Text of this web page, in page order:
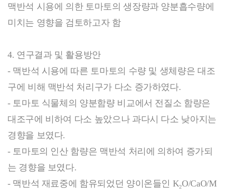
맥반석 시용에 의한 토마토의 생장량과 양분흡수량에
미치는 영향을 검토하고자 함
4. 연구결과 및 활용방안
- 맥반석 시용에 따른 토마토의 수량 및 생체량은 대조
구에 비해 맥반석 처리구가 다소 증가하였다.
- 토마토 식물체의 양분함량 비교에서 전질소 함량은
대조구에 비하여 다소 높았으나 과다시 다소 낮아지는
경향을 보였다.
- 토마토의 인산 함량은 맥반석 처리에 의하여 증가되
는 경향을 보였다.
- 맥반석 재료중에 함유되었던 양이온들인 K₂O/CaO/M